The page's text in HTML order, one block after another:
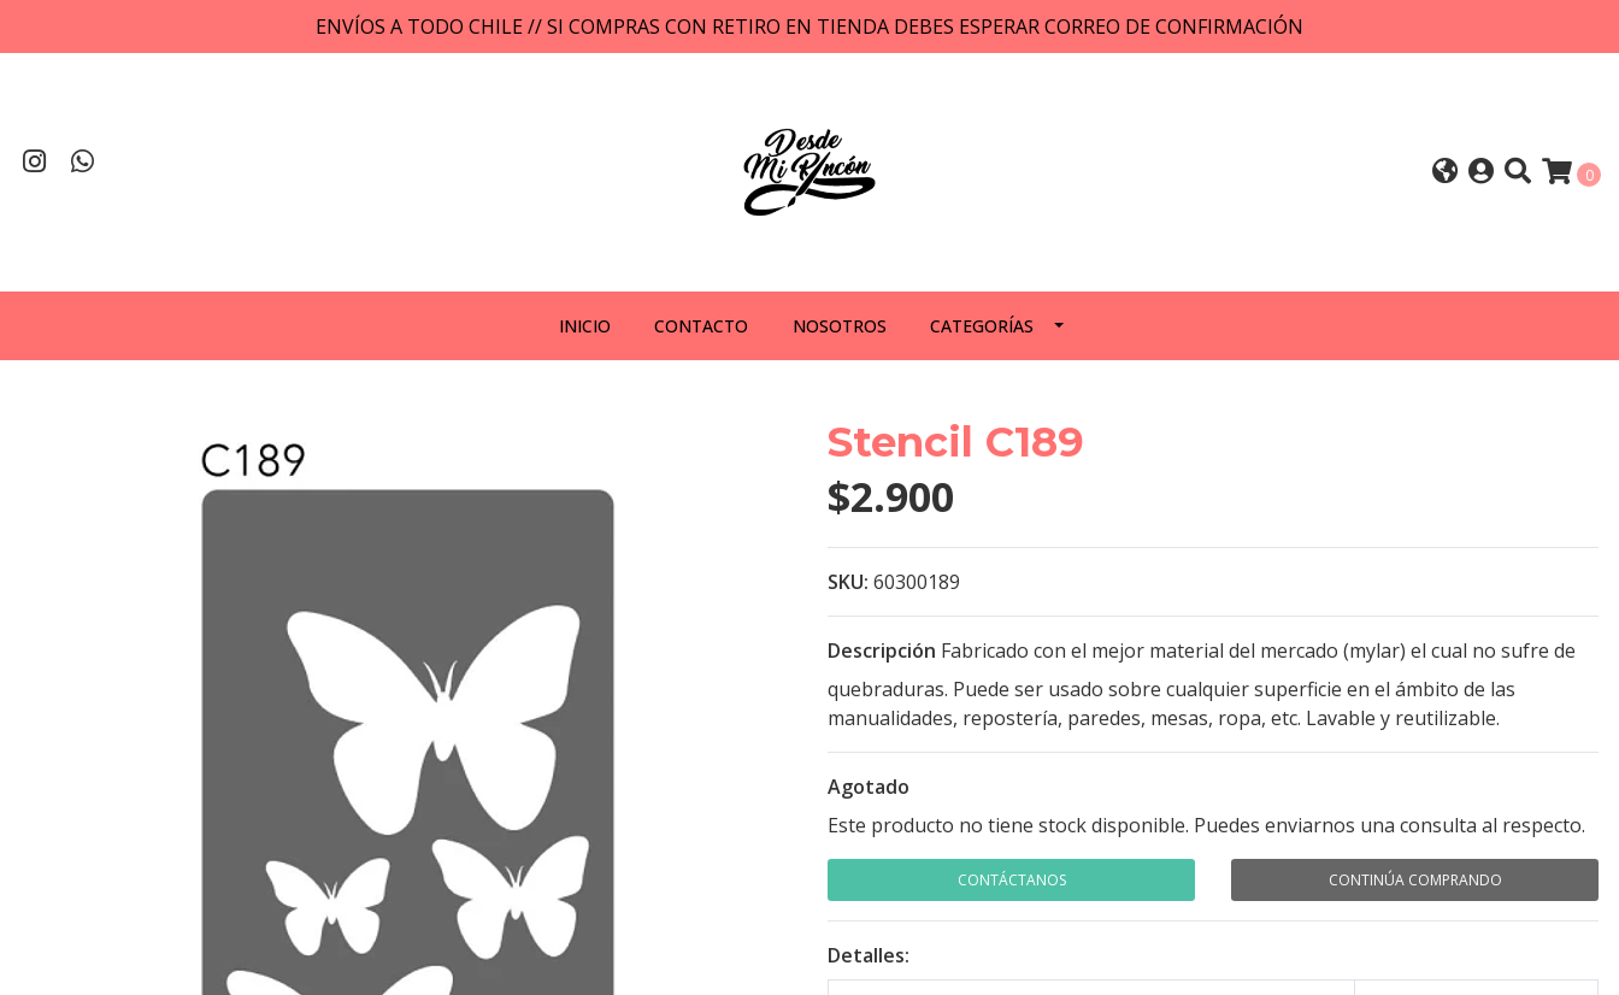
ENVÍOS A TODO CHILE // SI COMPRAS CON RETIRO EN TIENDA DEBES ESPERAR CORREO DE CONFIRMACIÓN
0
INICIO CONTACTO NOSOTROS CATEGORÍAS
Stencil C189
$2.900
SKU: 60300189
Descripción Fabricado con el mejor material del mercado (mylar) el cual no sufre de
quebraduras. Puede ser usado sobre cualquier superficie en el ámbito de las
manualidades, repostería, paredes, mesas, ropa, etc. Lavable y reutilizable.
Agotado
Este producto no tiene stock disponible. Puedes enviarnos una consulta al respecto.
CONTÁCTANOS CONTINÚA COMPRANDO
Detalles: